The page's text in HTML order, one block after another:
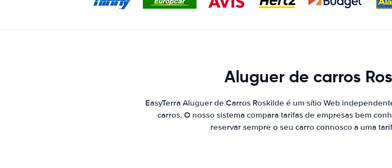
Aluguer de carros
EasyTerra Aluguer de Carros Roskilde é um sítio Web
carros. O nosso sistema compara tarifas de empresas bem
reservar sempre o seu carro connosco a uma